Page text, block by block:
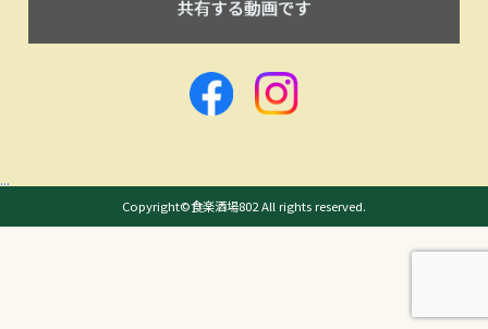
...
Copyright©食楽酒場802 All rights reserved.